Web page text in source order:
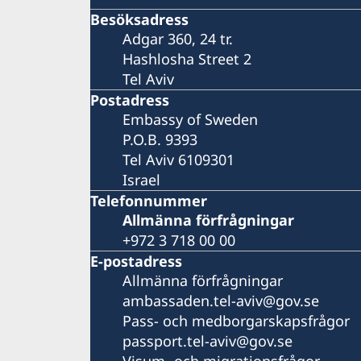
Besöksadress
Adgar 360, 24 tr.
Hashlosha Street 2
Tel Aviv
Postadress
Embassy of Sweden
P.O.B. 9393
Tel Aviv 6109301
Israel
Telefonnummer
Allmänna förfrågningar
+972 3 718 00 00
E-postadress
Allmänna förfrågningar
ambassaden.tel-aviv@gov.se
Pass- och medborgarskapsfrågor
passport.tel-aviv@gov.se